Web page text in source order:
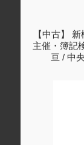
【中古】
主催・簿記
亘 / 中